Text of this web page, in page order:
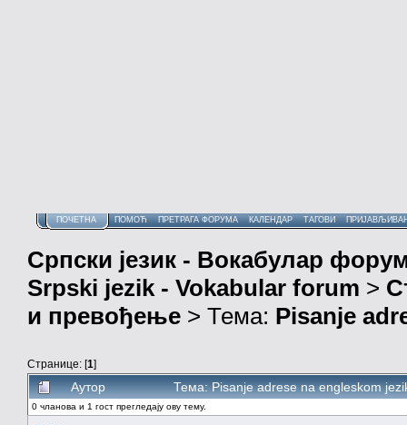
ПОЧЕТНА ПОМОЋ ПРЕТРАГА ФОРУМА КАЛЕНДАР ТАГОВИ
Српски језик - Вокабулар
Srpski jezik - Vokabular forum >
и превођење > Тема: Pisanje
Странице: [1]
Аутор Тема: Pisanje adrese na engleskom
0 чланова и 1 гост прегледају ову тему.